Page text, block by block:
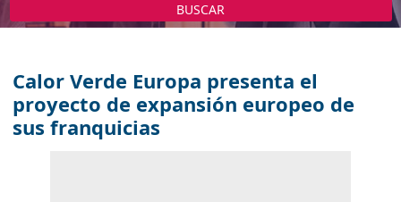
BUSCAR
Calor Verde Europa presenta el
proyecto de expansión europeo de
sus franquicias